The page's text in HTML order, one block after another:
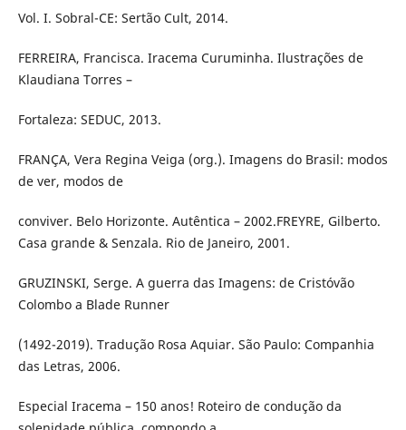
Vol. I. Sobral-CE: Sertão Cult, 2014.
FERREIRA, Francisca. Iracema Curuminha. Ilustrações de
Klaudiana Torres –
Fortaleza: SEDUC, 2013.
FRANÇA, Vera Regina Veiga (org.). Imagens do Brasil: modos
de ver, modos de
conviver. Belo Horizonte. Autêntica – 2002.FREYRE, Gilberto.
Casa grande & Senzala. Rio de Janeiro, 2001.
GRUZINSKI, Serge. A guerra das Imagens: de Cristóvão
Colombo a Blade Runner
(1492-2019). Tradução Rosa Aquiar. São Paulo: Companhia
das Letras, 2006.
Especial Iracema – 150 anos! Roteiro de condução da